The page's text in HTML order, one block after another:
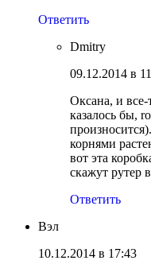
Ответить
Dmitry
09.12.2014 в
Оксана, и все-
казалось бы,
корнями
вот эта
скажут рутер
Ответить
Вэл
10.12.2014 в 17:43